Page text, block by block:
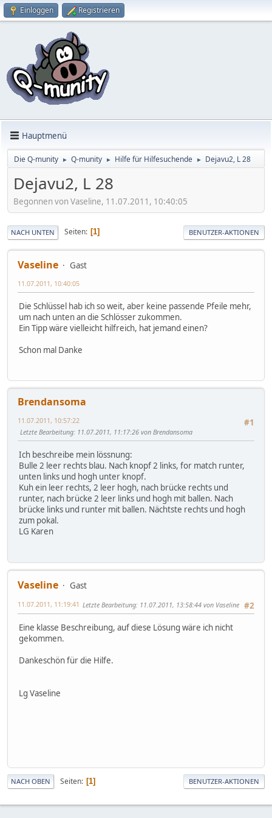
Einloggen Registrieren
Hauptmenü
Die Q-munity ► Q-munity ► Hilfe für Hilfesuchende ► Dejavu2, L 28
Dejavu2, L 28
Begonnen von Vaseline, 11.07.2011, 10:40:05
NACH UNTEN Seiten 1 BENUTZER-AKTIONEN
Vaseline Gast
11.07.2011, 10:40:05
Die Schlüssel hab ich so weit, aber keine passende Pfeile mehr,
um nach unten an die Schlösser zukommen.
Ein Tipp wäre vielleicht hilfreich, hat jemand einen?
Schon mal Danke
Brendansoma
#1
11.07.2011, 10:57:22
Letzte Bearbeitung: 11.07.2011, 11:17:26 von Brendansoma
Ich beschreibe mein lössnung:
Bulle 2 leer rechts blau. Nach knopf 2 links, for match runter,
unten links und hogh unter knopf.
Kuh ein leer rechts, 2 leer hogh, nach brücke rechts und
runter, nach brücke 2 leer links und hogh mit ballen. Nach
brücke links und runter mit ballen. Nächtste rechts und hogh
zum pokal.
LG Karen
Vaseline
Gast
#2
11.07.2011, 11:19:41 Letzte Bearbeitung: 11.07.2011, 13:58:44 von Vaseline
Eine klasse Beschreibung, auf diese Lösung wäre ich nicht
gekommen.
Dankeschön für die Hilfe.
Lg Vaseline
NACH OBEN Seiten 1 BENUTZER-AKTIONEN